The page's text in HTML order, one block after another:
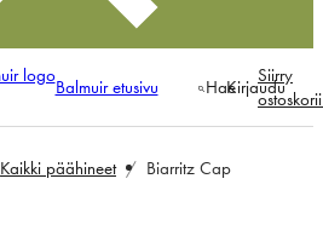
Balmuir etusivu HaeKirjaudu
Siirry
Kaikki päähineet Biarritz Cap